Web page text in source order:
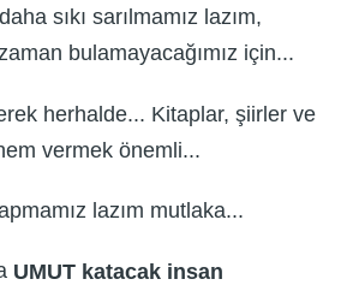
sıkı sarılmamız lazım,
bulamayacağımız için...
herhalde... Kitaplar, şiirler ve
vermek önemli...
lazım mutlaka...
UMUT katacak insan